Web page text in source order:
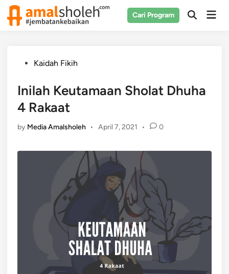
Skip
Cari Program
OpenMain
PostedKaidah Fikih
Inilah Keutamaan Sholat Dhuha
4 Rakaat
by Media Amalsholeh • April 7, 2021 • 0